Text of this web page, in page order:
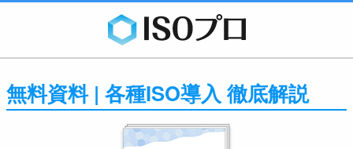
無料資料 | 各種ISO導入 徹底解説